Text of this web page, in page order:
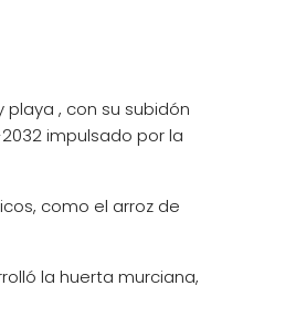
, con su subidón
impulsado por la
como el arroz de
la huerta murciana,